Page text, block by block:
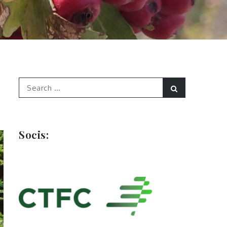
Search
for:
Socis: